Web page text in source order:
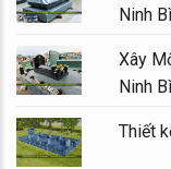
Ninh
Xây
Ninh
Thiết